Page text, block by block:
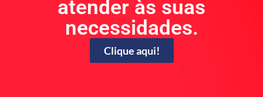
atender às suas
necessidades.
Clique aqui!